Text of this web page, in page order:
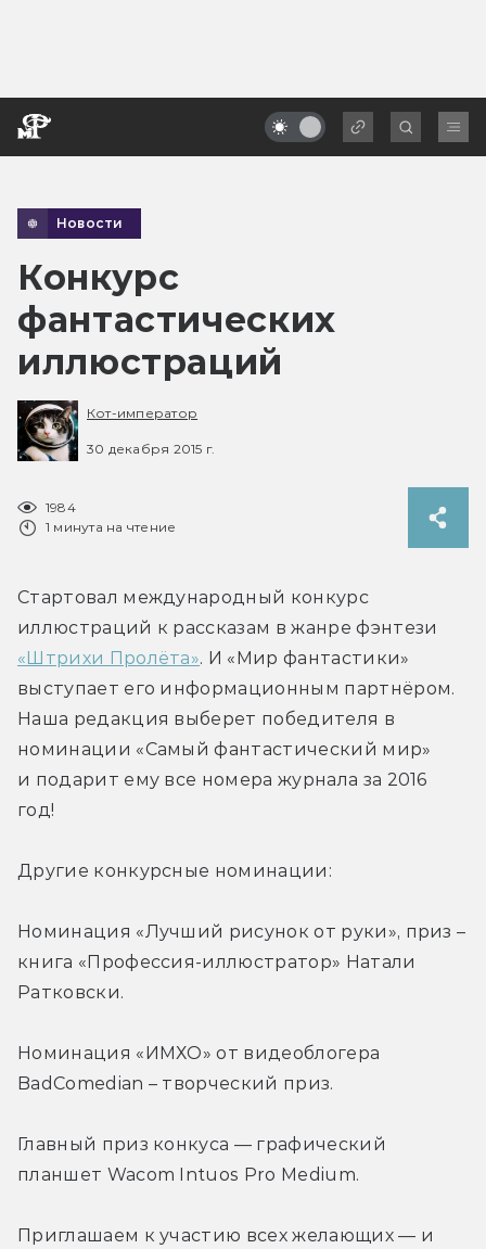
Новости
Конкурс
фантастических
иллюстраций
Кот-император
30 декабря 2015 г.
1984
1 минута на чтение
Стартовал международный конкурс
«Штрихи Пролёта». И «Мир фантастики»
выступает его информационным партнёром.
Наша редакция выберет победителя в
номинации «Самый фантастический мир»
и подарит ему все номера журнала за 2016
год!
Другие конкурсные номинации:
Номинация «Лучший рисунок от руки», приз –
книга «Профессия-иллюстратор» Натали
Ратковски.
Номинация «ИМХО» от видеоблогера
BadComedian – творческий приз.
Главный приз конкуса — графический
планшет Wacom Intuos Pro Medium.
Приглашаем к участию всех желающих — и